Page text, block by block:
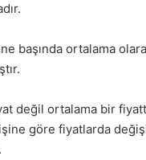
başında ortalama
değil ortalama bir
göre fiyatlarda